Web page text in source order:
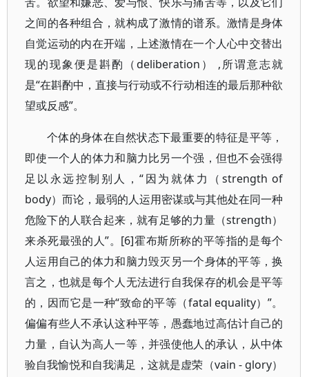
之间的各种组合，就构成了激情的谱系。激情是身体
自觉运动的内在开端，上述激情在一个人心中交替出
现的现象便是斟酌（deliberation） ,所谓意志就
是“在斟酌中，直接与行动或不行动相连的最后那种欲
望或反感”。
个体的身体在自然状态下最重要的特征是平等，
即使一个人的体力和脑力比另一个强，但也不会强得
足以永远控制别人，“因为就体力（strength of
body）而论，最弱的人运用密谋或与其他处在同一种
危险下的人联合起来，就有足够的力量（strength）
来杀死最强的人”。[6]霍布斯所称的平等指的是每个
人运用自己的体力和脑力毁灭另一个身体的平等，换
言之，也就是每个人无法进行自我保存的机会是平等
的，因而它是一种“致命的平等（fatal equality）”。
偏偏有些人不承认这种平等，愚蠢地过高估计自己的
力量，自认为高人一等，并强使他人的承认，从中体
验自我愉悦和自我满足，这就是虚荣（vain - glory）